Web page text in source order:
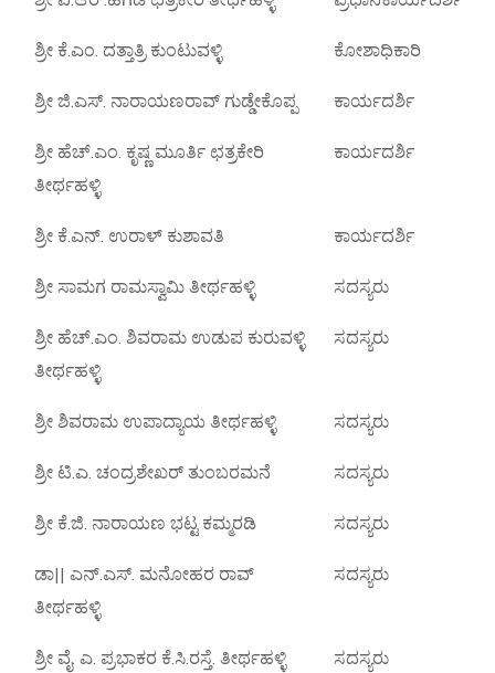
ಶ್ರೀ ಕೆ.ಎಂ. ದತ್ತಾತ್ರಿ ಕುಂಟುವಳ್ಳಿ ಕೋಶಾಧಿಕಾರಿ
ಶ್ರೀ ಜಿ.ಎಸ್. ನಾರಾಯಣರಾವ್ ಗುಡ್ಡೇಕೊಪ್ಪ ಕಾರ್ಯದರ್ಶಿ
ಶ್ರೀ ಹೆಚ್.ಎಂ. ಕೃಷ್ಣ ಮೂರ್ತಿ ಛತ್ರಕೇರಿ
ತೀರ್ಥಹಳ್ಳಿ
ಕಾರ್ಯದರ್ಶಿ
ಶ್ರೀ ಕೆ.ಎನ್. ಉರಾಳ್ ಕುಶಾವತಿ ಕಾರ್ಯದರ್ಶಿ
ಶ್ರೀ ಸಾಮಗ ರಾಮಸ್ವಾಮಿ ತೀರ್ಥಹಳ್ಳಿ ಸದಸ್ಯರು
ಶ್ರೀ ಹೆಚ್.ಎಂ. ಶಿವರಾಮ ಉಡುಪ ಕುರುವಳ್ಳಿ
ತೀರ್ಥಹಳ್ಳಿ
ಸದಸ್ಯರು
ಶ್ರೀ ಶಿವರಾಮ ಉಪಾದ್ಯಾಯ ತೀರ್ಥಹಳ್ಳಿ ಸದಸ್ಯರು
ಶ್ರೀ ಟಿ.ಎ. ಚಂದ್ರಶೇಖರ್ ತುಂಬರಮನೆ ಸದಸ್ಯರು
ಶ್ರೀ ಕೆ.ಜಿ. ನಾರಾಯಣ ಭಟ್ಟ ಕಮ್ಮರಡಿ ಸದಸ್ಯರು
ಡಾ|| ಎನ್.ಎಸ್. ಮನೋಹರ ರಾವ್
ತೀರ್ಥಹಳ್ಳಿ
ಸದಸ್ಯರು
ಶ್ರೀ ವೈ. ಎ. ಪ್ರಭಾಕರ ಕೆ.ಸಿ.ರಸ್ತೆ. ತೀರ್ಥಹಳ್ಳಿ ಸದಸ್ಯರು